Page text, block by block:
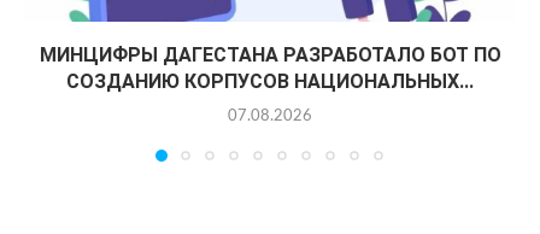
МИНЦИФРЫ ДАГЕСТАНА РАЗРАБОТАЛО БОТ ПО
СОЗДАНИЮ КОРПУСОВ НАЦИОНАЛЬНЫХ...
07.08.2026